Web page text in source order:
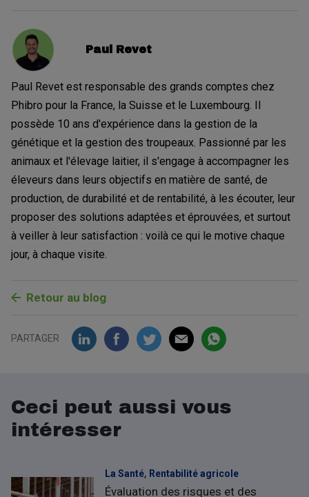
Paul Revet
Paul Revet est responsable des grands comptes chez
Phibro pour la France, la Suisse et le Luxembourg. Il
possède 10 ans d'expérience dans la gestion de la
génétique et la gestion des troupeaux. Passionné par les
animaux et l'élevage laitier, il s'engage à accompagner les
éleveurs dans leurs objectifs en matière de santé, de
production, de durabilité et de rentabilité, à les écouter, leur
proposer des solutions adaptées et éprouvées, et surtout
à veiller à leur satisfaction : voilà ce qui le motive chaque
jour, à chaque visite.
Retour au blog
PARTAGER
Ceci peut aussi vous
intéresser
La Santé, Rentabilité agricole
Évaluation des risques et des